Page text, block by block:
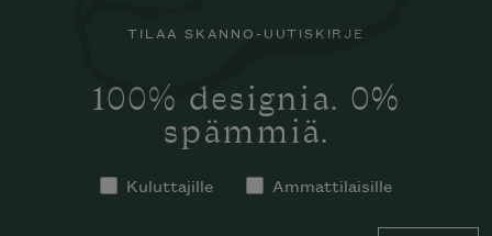
TILAA SKANNO-UUTISKIRJE
100% designia. 0%
spämmiä.
Kuluttajille Ammattilaisille